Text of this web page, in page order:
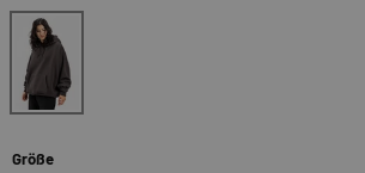
Größe